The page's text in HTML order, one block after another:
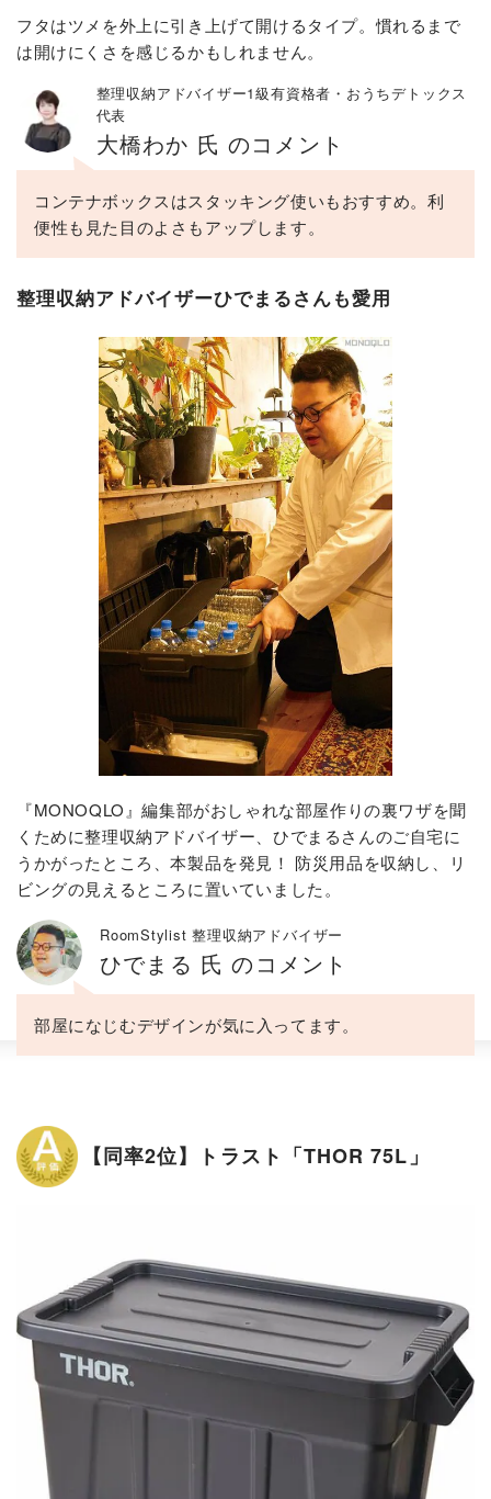
フタはツメを外上に引き上げて開けるタイプ。慣れるまで
は開けにくさを感じるかもしれません。
整理収納アドバイザー1級有資格者・おうちデトックス
代表
大橋わか 氏 のコメント
コンテナボックスはスタッキング使いもおすすめ。利
便性も見た目のよさもアップします。
整理収納アドバイザーひでまるさんも愛用
『MONOQLO』編集部がおしゃれな部屋作りの裏ワザを聞
くために整理収納アドバイザー、ひでまるさんのご自宅に
うかがったところ、本製品を発見！ 防災用品を収納し、リ
ビングの見えるところに置いていました。
RoomStylist 整理収納アドバイザー
ひでまる 氏 のコメント
部屋になじむデザインが気に入ってます。
【同率2位】トラスト「THOR 75L」